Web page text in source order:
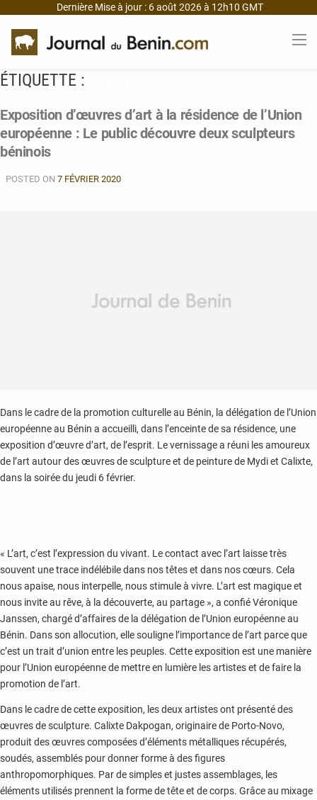
Dernière Mise à jour : 6 août 2026 à 12h10 GMT
ÉTIQUETTE :
Exposition d’œuvres d’art à la résidence de l’Union
européenne : Le public découvre deux sculpteurs
béninois
POSTED ON 7 FÉVRIER 2020
Dans le cadre de la promotion culturelle au Bénin, la délégation de l’Union
européenne au Bénin a accueilli, dans l’enceinte de sa résidence, une
exposition d’œuvre d’art, de l’esprit. Le vernissage a réuni les amoureux
de l’art autour des œuvres de sculpture et de peinture de Mydi et Calixte,
dans la soirée du jeudi 6 février.
« L’art, c’est l’expression du vivant. Le contact avec l’art laisse très
souvent une trace indélébile dans nos têtes et dans nos cœurs. Cela
nous apaise, nous interpelle, nous stimule à vivre. L’art est magique et
nous invite au rêve, à la découverte, au partage », a confié Véronique
Janssen, chargé d’affaires de la délégation de l’Union européenne au
Bénin. Dans son allocution, elle souligne l’importance de l’art parce que
c’est un trait d’union entre les peuples. Cette exposition est une manière
pour l’Union européenne de mettre en lumière les artistes et de faire la
promotion de l’art.
Dans le cadre de cette exposition, les deux artistes ont présenté des
œuvres de sculpture. Calixte Dakpogan, originaire de Porto-Novo,
produit des œuvres composées d’éléments métalliques récupérés,
soudés, assemblés pour donner forme à des figures
anthropomorphiques. Par de simples et justes assemblages, les
éléments utilisés prennent la forme de tête et de corps. Grâce au mixage